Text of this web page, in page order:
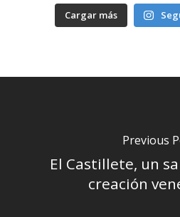
Cargar más
Previous
El Castillete, un
creación